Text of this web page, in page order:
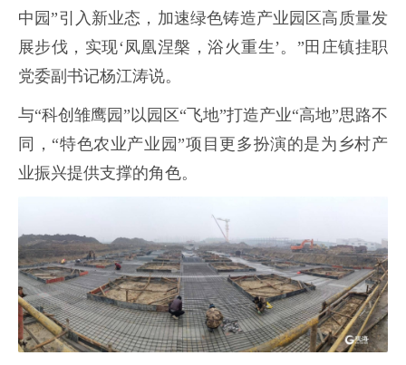
中园”引入新业态，加速绿色铸造产业园区高质量发
展步伐，实现‘凤凰涅槃，浴火重生’。”田庄镇挂职
党委副书记杨江涛说。
与“科创雏鹰园”以园区“飞地”打造产业“高地”思路不
同，“特色农业产业园”项目更多扮演的是为乡村产
业振兴提供支撑的角色。